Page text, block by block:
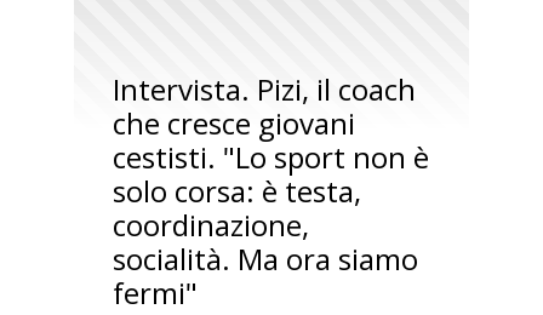
Intervista. Pizi, il coach
che cresce giovani
cestisti. "Lo sport non è
solo corsa: è testa,
coordinazione,
socialità. Ma ora siamo
fermi"